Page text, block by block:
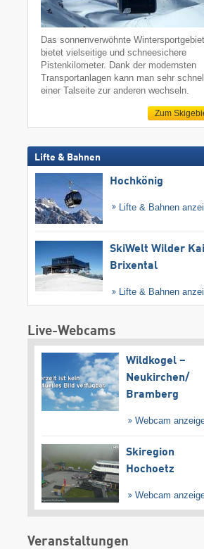
Das sonnenverwöhnte Wintersportgebiet
bietet vielseitige und schneesichere
Pistenkilometer. Dank der modernsten
Transportanlagen kann man sehr
einer Talseite zur anderen wechseln.
Zum
Lifte & Bahnen
Hochkönig
Lifte & Bahnen
SkiWelt Wilder
Brixental
Lifte & Bahnen
Live-Webcams
Wildkogel –
Neukirchen/​
Bramberg
Webcam
Skiregion
Hochoetz
Webcam
Veranstaltungen